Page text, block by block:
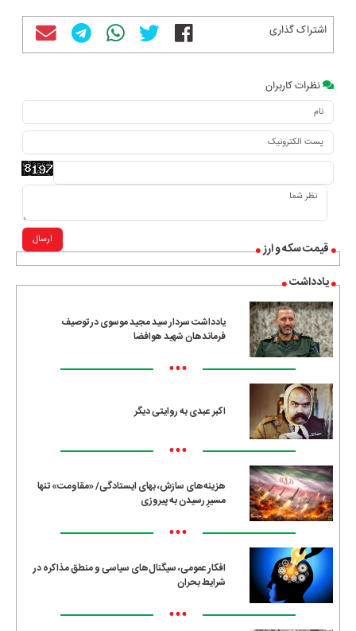
قیمت سکه و ارز
یادداشت
یادداشت سردار سید مجید موسوی در توصیف
فرماندهان شهید هوافضا
•••
اکبر عبدی به روایتی دیگر
•••
هزینه‌های سازش، بهای ایستادگی/ «مقاومت» تنها
مسیرِ رسیدن به پیروزی
•••
افکار عمومی، سیگنال‌های سیاسی و منطق مذاکره در
شرایط بحران
•••
اشتراک گذاری
نظرات کاربران
ارسال